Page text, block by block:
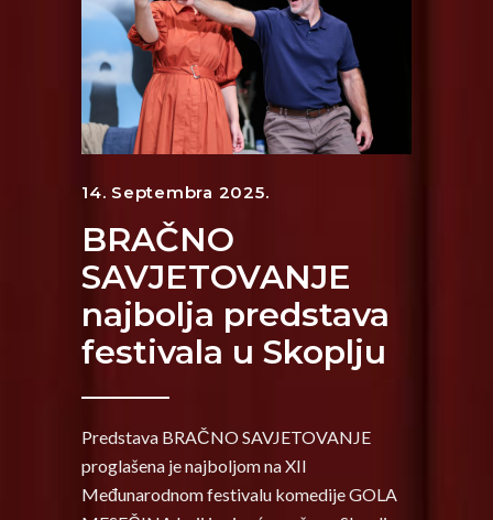
14. Septembra 2025.
BRAČNO
SAVJETOVANJE
najbolja predstava
festivala u Skoplju
Predstava BRAČNO SAVJETOVANJE
proglašena je najboljom na XII
Međunarodnom festivalu komedije GOLA